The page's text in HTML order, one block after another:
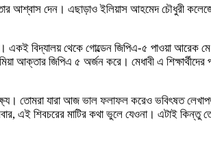
আশ্বাস দেন। এছাড়াও ইলিয়াস আহমেদ চৌধুরী
বিদ্যালয় থেকে গোল্ডেন জিপিএ-৫ পাওয়া আরেক
আক্তার জিপিএ ৫ অর্জন করে। মেধাবী এ
তোমরা যারা আজ ভাল ফলাফল করেও ভবিৎষত
এই শিবচরের মাটির কথা ভুলে যেওনা। এটাই কিন্তু